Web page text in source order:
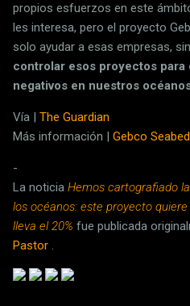
propios esfuerzos en este
les interesa, pero el proyecto
solo ayudar a esas empresas,
controlar esos proyectos para
negativos en nuestros
Vía | The Guardian
Más información | Gebco
-
La noticia Hemos cartografiado
los océanos: este proyecto
lleva el 20% fue publicada
Pastor .